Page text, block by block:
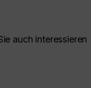
auch interessieren